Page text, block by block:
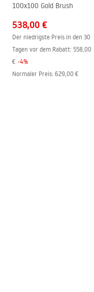
Beschichtungstechnologie
Anschlussmaß
Garantie
100x100 Gold Brush
538,00 €
Der niedrigste Preis in den 30
Tagen vor dem Rabatt: 558,00
€ -4%
Normaler Preis: 629,00 €